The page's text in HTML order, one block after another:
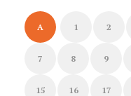
A 1 2
7 8 9
15 16 17